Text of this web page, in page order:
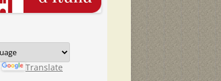
Translate